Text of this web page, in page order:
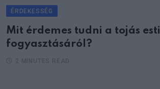
ÉRDEKESSÉG
Mit érdemes tudni a tojás esti
fogyasztásáról?